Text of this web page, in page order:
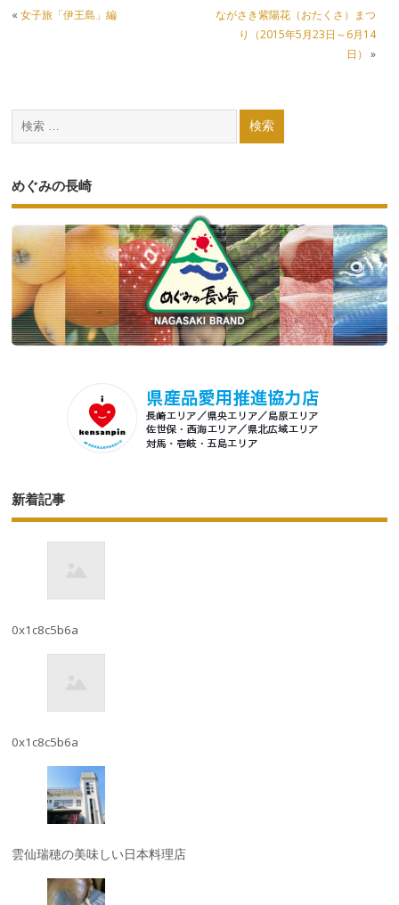
«女子旅「伊王島」編
ながさき紫陽花（おたくさ）まつ
り（2015年5月23日～6月14
日） »
めぐみの長崎
新着記事
0x1c8c5b6a
0x1c8c5b6a
雲仙瑞穂の美味しい日本料理店